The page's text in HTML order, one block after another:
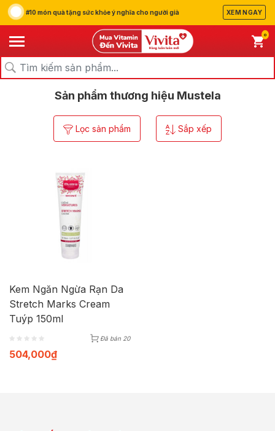
#10 món quà tặng sức khỏe ý nghĩa cho người già XEM NGAY
0
Trang chủ/Thương hiệu/
Sản phẩm thương hiệu Mustela
Lọc sản phẩm Sắp xếp
Kem Ngăn Ngừa Rạn Da
Stretch Marks Cream
Tuýp 150ml
Đã bán 20
504,000₫